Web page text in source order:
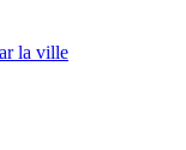
la ville